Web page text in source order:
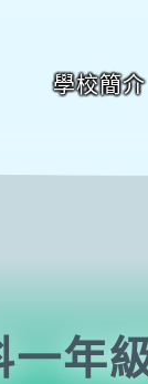
學校簡介
一年